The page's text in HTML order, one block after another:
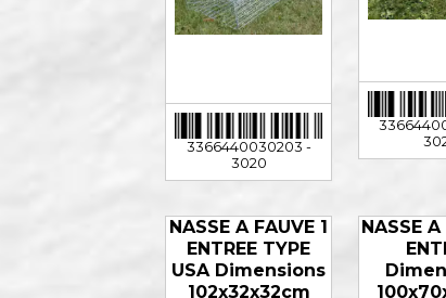
3366440030203 -
3020
NASSE A FAUVE 1
ENTREE TYPE
USA Dimensions
102x32x32cm
NASSE A